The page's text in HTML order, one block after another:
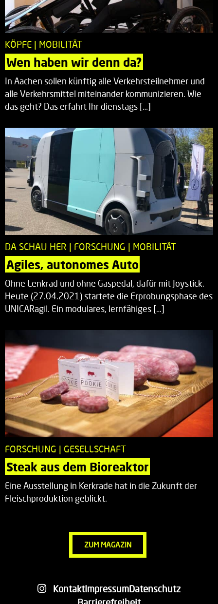
KÖPFE | MOBILITÄT
Wen haben wir denn da?
In Aachen sollen künftig alle Verkehrsteilnehmer und
alle Verkehrsmittel miteinander kommunizieren. Wie
das geht? Das erfahrt Ihr dienstags […]
DA SCHAU HER | FORSCHUNG | MOBILITÄT
Agiles, autonomes Auto
Ohne Lenkrad und ohne Gaspedal, dafür mit Joystick.
Heute (27.04.2021) startete die Erprobungsphase des
UNICARagil. Ein modulares, lernfähiges […]
FORSCHUNG | GESELLSCHAFT
Steak aus dem Bioreaktor
Eine Ausstellung in Kerkrade hat in die Zukunft der
Fleischproduktion geblickt.
ZUM MAGAZIN
KontaktImpressumDatenschutz